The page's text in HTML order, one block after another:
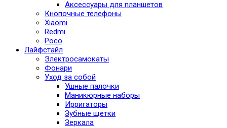
Аксессуары для планшетов
Кнопочные телефоны
Xiaomi
Redmi
Poco
Лайфстайл
Электросамокаты
Фонари
Уход за собой
Ушные палочки
Маникюрные наборы
Ирригаторы
Зубные щетки
Зеркала